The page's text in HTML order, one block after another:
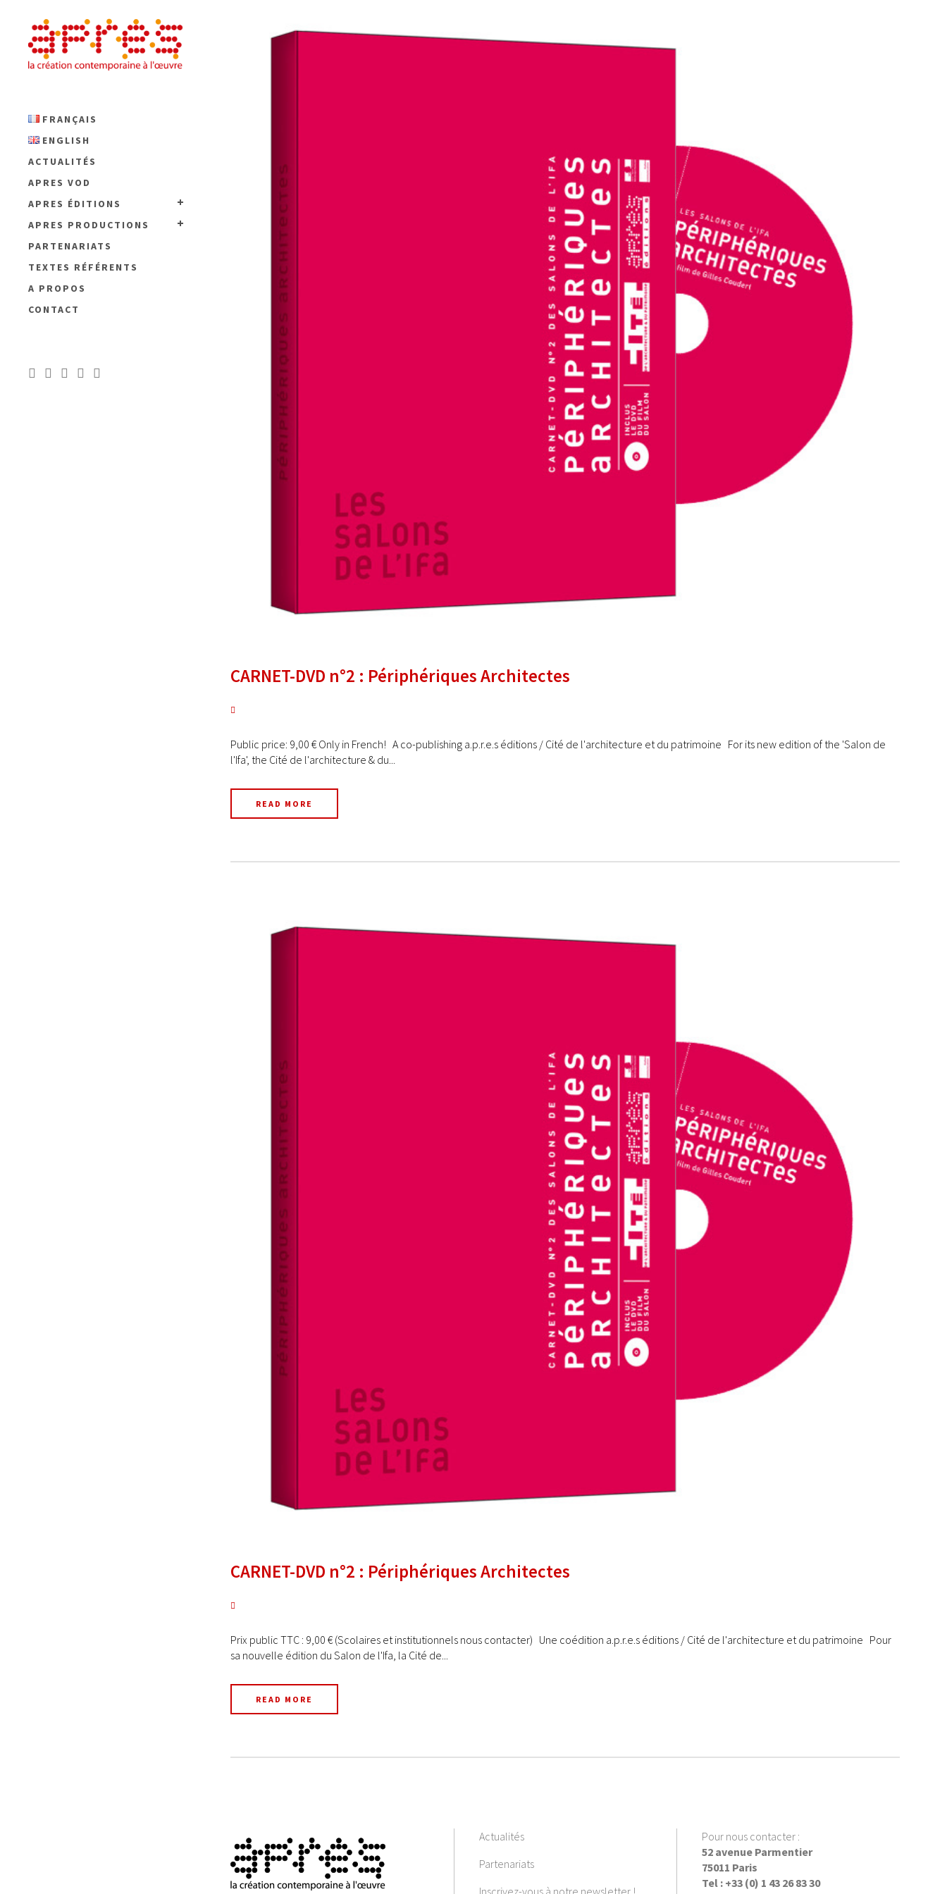
FRANÇAIS
ENGLISH
ACTUALITÉS
APRES VOD
APRES ÉDITIONS
APRES PRODUCTIONS
PARTENARIATS
TEXTES RÉFÉRENTS
A PROPOS
CONTACT
CARNET-DVD n°2 : Périphériques Architectes
Public price: 9,00 € Only in French! A co-publishing a.p.r.e.s éditions / Cité de l'architecture et du patrimoine For its new edition of the 'Salon de
l'Ifa', the Cité de l'architecture & du...
READ MORE
CARNET-DVD n°2 : Périphériques Architectes
Prix public TTC : 9,00 € (Scolaires et institutionnels nous contacter) Une coédition a.p.r.e.s éditions / Cité de l'architecture et du patrimoine Pour
sa nouvelle édition du Salon de l'Ifa, la Cité de...
READ MORE
Actualités
Partenariats
Pour nous contacter :
52 avenue Parmentier
75011 Paris
Tel : +33 (0) 1 43 26 83 30